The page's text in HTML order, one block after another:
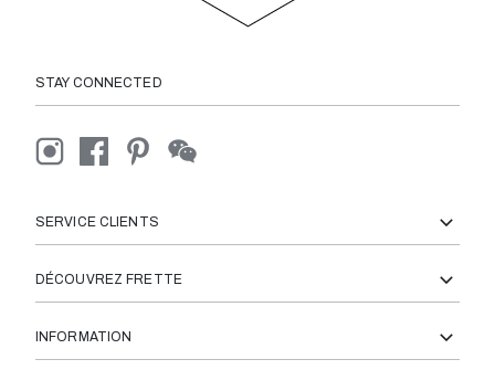
STAY CONNECTED
SERVICE CLIENTS
DÉCOUVREZ FRETTE
INFORMATION